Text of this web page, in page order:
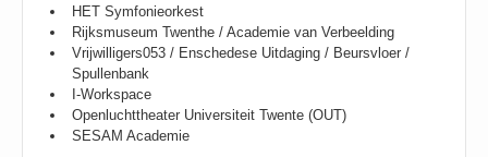
HET Symfonieorkest
Rijksmuseum Twenthe / Academie van Verbeelding
Vrijwilligers053 / Enschedese Uitdaging / Beursvloer /
Spullenbank
I-Workspace
Openluchttheater Universiteit Twente (OUT)
SESAM Academie